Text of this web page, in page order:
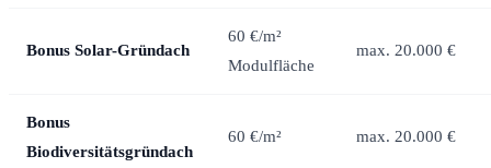
Bonus Solar-Gründach
60 €/m²
Modulfläche
max. 20.000 €
Bonus
Biodiversitätsgründach
60 €/m² max. 20.000 €